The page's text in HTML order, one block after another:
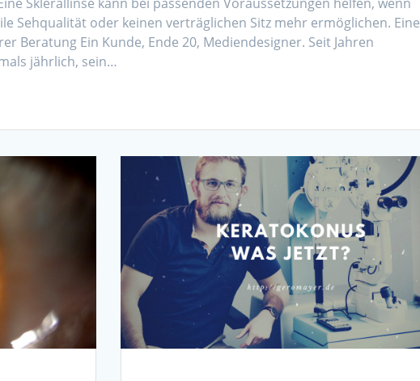
Sehqualität oder keinen verträglichen Sitz mehr ermöglichen. Eine
Beratung Ein Kunde, Ende 20, Mediendesigner. Seit Jahren
jährlich, sein…